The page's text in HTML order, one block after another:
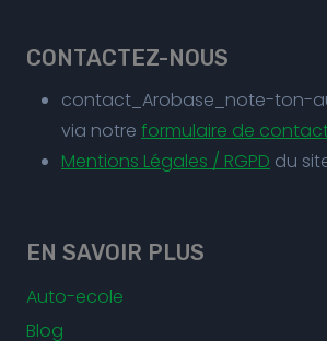
CONTACTEZ-NOUS
contact_Arobase_note-ton-
via notre formulaire de
Mentions Légales / RGPD du
EN SAVOIR PLUS
Auto-ecole
Blog